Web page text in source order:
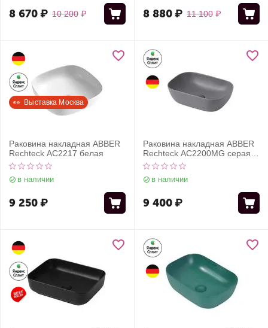
10 200 ₽
8 670₽ 11 100 ₽
8 880₽
👀  Выставка Москва
Раковина накладная ABBER
Rechteck AC2217 белая
в наличии
9 250₽
Раковина накладная ABBER
Rechteck AC2200MG серая
матовая
в наличии
9 400₽